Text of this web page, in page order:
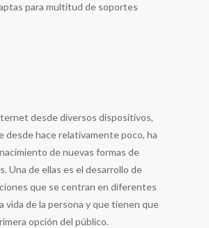
para multitud de soportes
desde diversos dispositivos,
desde hace relativamente poco, ha
de nuevas formas de
Una de ellas es el desarrollo de
que se centran en diferentes
vida de la persona y que tienen que
opción del público.